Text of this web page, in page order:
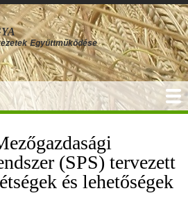
Ugrás
a
tartalomra
Együttműködése
(SPS) tervezett
és lehetőségek